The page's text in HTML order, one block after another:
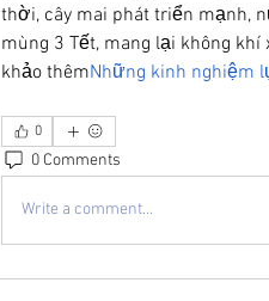
thời, cây mai phát triển mạnh,
mùng 3 Tết, mang lại không
khảo thêmNhững kinh nghiệm
0
0 Comments
Write a comment...